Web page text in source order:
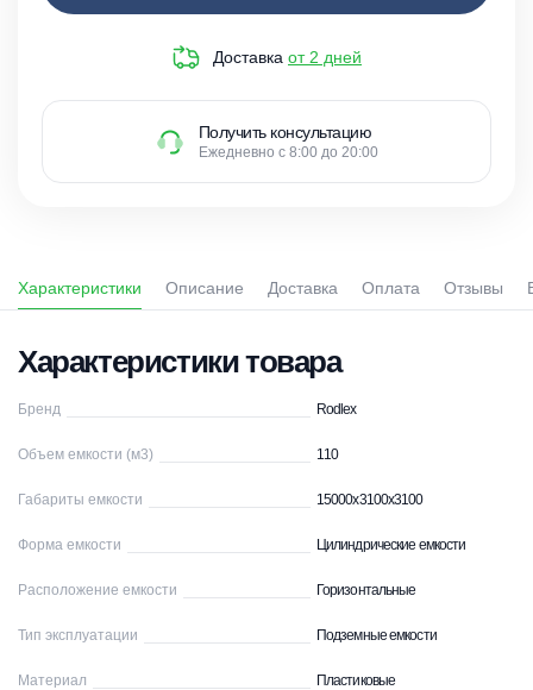
Доставка от 2 дней
Получить консультацию
Ежедневно с 8:00 до 20:00
Характеристики Описание Доставка Оплата Отзывы
Характеристики товара
Бренд Rodlex
Объем емкости (м3) 110
Габариты емкости 15000x3100x3100
Форма емкости Цилиндрические емкости
Расположение емкости Горизонтальные
Тип эксплуатации Подземные емкости
Материал Пластиковые